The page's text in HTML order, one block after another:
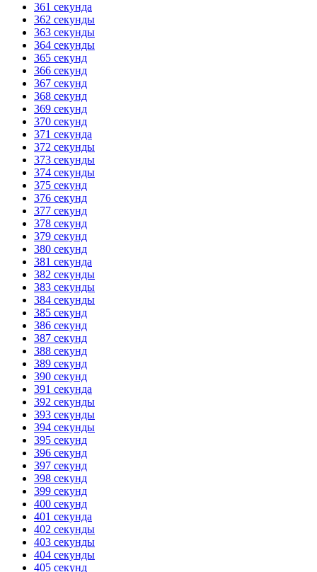
361 секунда
362 секунды
363 секунды
364 секунды
365 секунд
366 секунд
367 секунд
368 секунд
369 секунд
370 секунд
371 секунда
372 секунды
373 секунды
374 секунды
375 секунд
376 секунд
377 секунд
378 секунд
379 секунд
380 секунд
381 секунда
382 секунды
383 секунды
384 секунды
385 секунд
386 секунд
387 секунд
388 секунд
389 секунд
390 секунд
391 секунда
392 секунды
393 секунды
394 секунды
395 секунд
396 секунд
397 секунд
398 секунд
399 секунд
400 секунд
401 секунда
402 секунды
403 секунды
404 секунды
405 секунд